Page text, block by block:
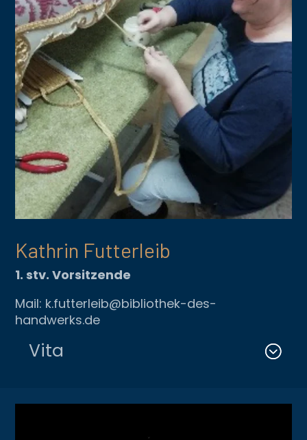
Kathrin Futterleib
1. stv. Vorsitzende
Mail: k.futterleib@bibliothek-des-
handwerks.de
Vita